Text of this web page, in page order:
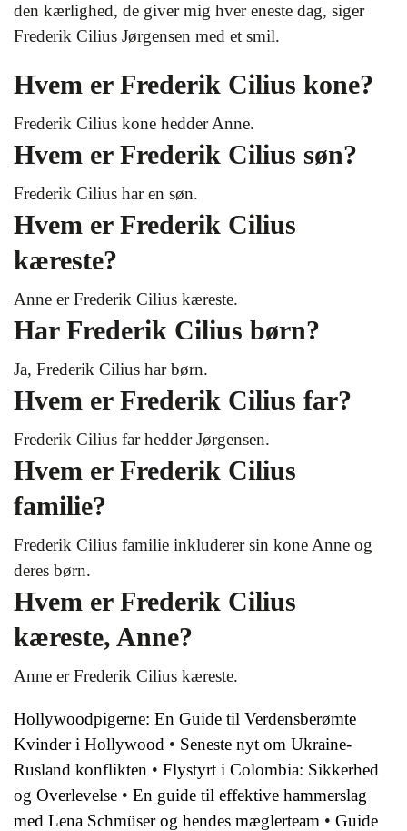
den kærlighed, de giver mig hver eneste dag, siger
Frederik Cilius Jørgensen med et smil.
Hvem er Frederik Cilius kone?
Frederik Cilius kone hedder Anne.
Hvem er Frederik Cilius søn?
Frederik Cilius har en søn.
Hvem er Frederik Cilius
kæreste?
Anne er Frederik Cilius kæreste.
Har Frederik Cilius børn?
Ja, Frederik Cilius har børn.
Hvem er Frederik Cilius far?
Frederik Cilius far hedder Jørgensen.
Hvem er Frederik Cilius
familie?
Frederik Cilius familie inkluderer sin kone Anne og
deres børn.
Hvem er Frederik Cilius
kæreste, Anne?
Anne er Frederik Cilius kæreste.
Hollywoodpigerne: En Guide til Verdensberømte
Kvinder i Hollywood • Seneste nyt om Ukraine-
Rusland konflikten • Flystyrt i Colombia: Sikkerhed
og Overlevelse • En guide til effektive hammerslag
med Lena Schmüser og hendes mæglerteam • Guide